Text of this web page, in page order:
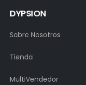
DYPSION
Sobre Nosotros
Tienda
MultiVendedor